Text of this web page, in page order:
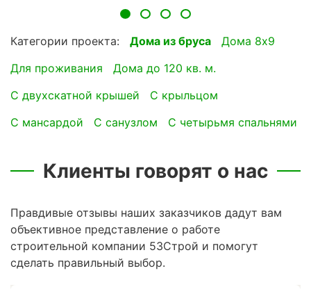
Категории проекта: Дома из бруса
Дома 8х9
для проживания
Дома до 120 кв. м.
с двухскатной крышей
с крыльцом
с мансардой
с санузлом с четырьмя спальнями
Клиенты говорят о нас
Правдивые отзывы наших заказчиков дадут вам
объективное представление о работе
строительной компании 53Строй и помогут
сделать правильный выбор.